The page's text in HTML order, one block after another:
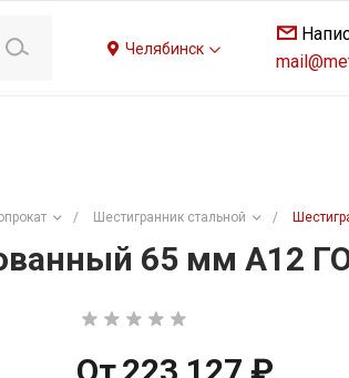
Челябинск
/ Шестигранник стальной /
65 мм А12